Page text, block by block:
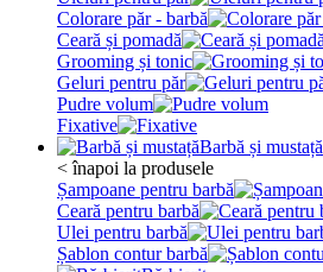
Colorare păr - barbă
Ceară și pomadă
Grooming și tonic
Geluri pentru păr
Pudre volum
Fixative
Barbă și mustață
< înapoi la produsele
Șampoane pentru barbă
Ceară pentru barbă
Ulei pentru barbă
Șablon contur barbă